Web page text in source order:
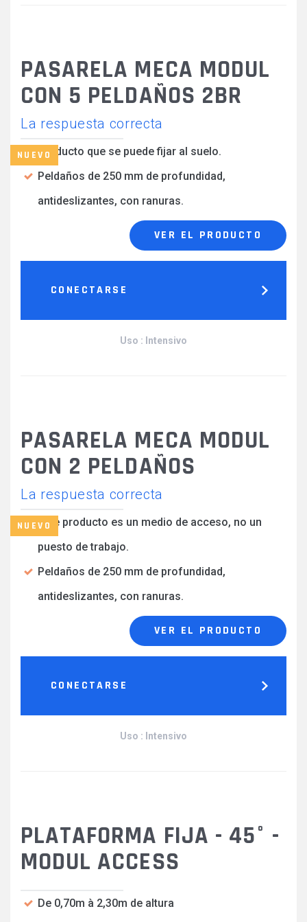
PASARELA MECA MODUL
CON 5 PELDAÑOS 2BR
La respuesta correcta
NUEVOProducto que se puede fijar al suelo.
Peldaños de 250 mm de profundidad,
antideslizantes, con ranuras.
VER EL PRODUCTO
CONECTARSE
Uso : Intensivo
PASARELA MECA MODUL
CON 2 PELDAÑOS
La respuesta correcta
NUEVOEste producto es un medio de acceso, no un
puesto de trabajo.
Peldaños de 250 mm de profundidad,
antideslizantes, con ranuras.
VER EL PRODUCTO
CONECTARSE
Uso : Intensivo
PLATAFORMA FIJA - 45° -
MODUL ACCESS
De 0,70m à 2,30m de altura